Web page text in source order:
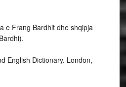
e Frang Bardhit dhe shqipja
English Dictionary. London,